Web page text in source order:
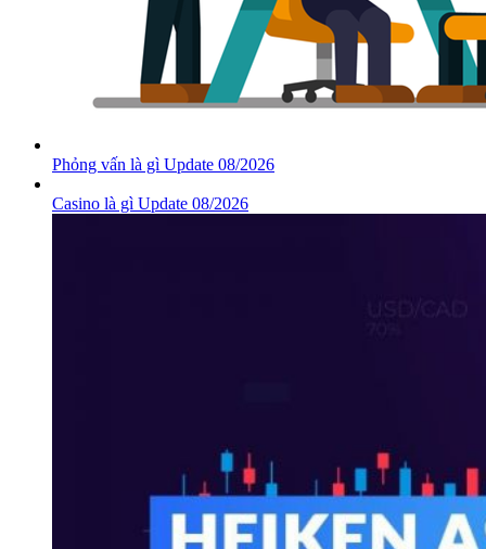
Phỏng vấn là gì Update 08/2026
Casino là gì Update 08/2026